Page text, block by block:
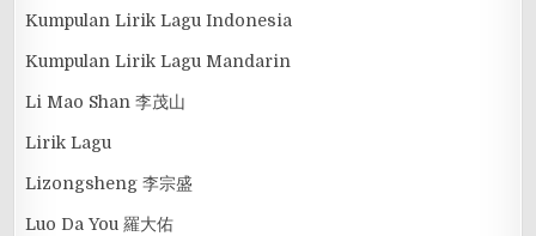
Kumpulan Lirik Lagu Indonesia
Kumpulan Lirik Lagu Mandarin
Li Mao Shan 李茂山
Lirik Lagu
Lizongsheng 李宗盛
Luo Da You 羅大佑